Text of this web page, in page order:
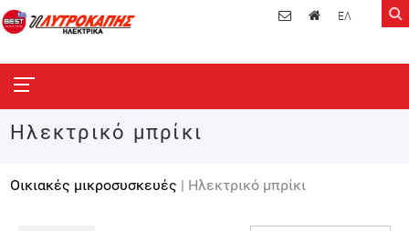
ΕΛ
Ηλεκτρικό μπρίκι
Οικιακές μικροσυσκευές | Ηλεκτρικό μπρίκι